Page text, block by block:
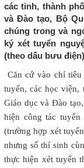
các tỉnh, thành
và Đào tạo, Bộ
chúng trong và
ký xét tuyển
(theo dấu bưu
Căn cứ vào chỉ
tuyển, các học viện,
Giáo dục và Đào
hiện công tác
(trường hợp xét
nhưng số thí sinh
thực hiện xét tuyển